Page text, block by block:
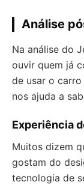
Análise
Na análise do
ouvir quem já
de usar o
nos ajuda a
Experiência
Muitos dizem
gostam do
tecnologia de